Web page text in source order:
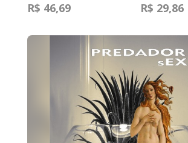
R$ 46,69 R$ 29,86